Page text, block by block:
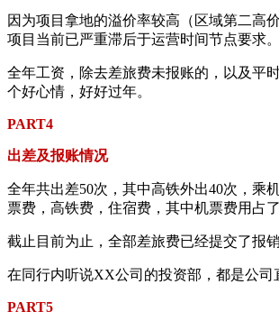
因为项目拿地的溢价率较高（区域第二高
项目当前已严重滞后于运营时间节点要求
全年工资，除去差旅费未报账的，以及平
个好心情，好好过年。
PART4
出差及报账情况
全年共出差50次，其中高铁外出40次，乘
票费，高铁费，住宿费，其中机票费用占了
截止目前为止，全部差旅费已经提交了报
在同行内听说XX公司的投资部，都是公司
PART5